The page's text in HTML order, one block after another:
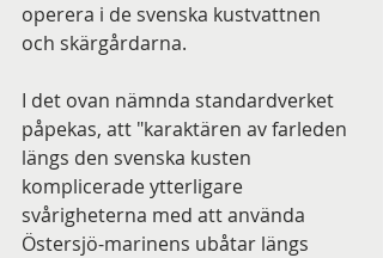
operera i de svenska kustvattnen
och skärgårdarna.
I det ovan nämnda standardverket
påpekas, att "karaktären av farleden
längs den svenska kusten
komplicerade ytterligare
svårigheterna med att använda
Östersjö-marinens ubåtar längs